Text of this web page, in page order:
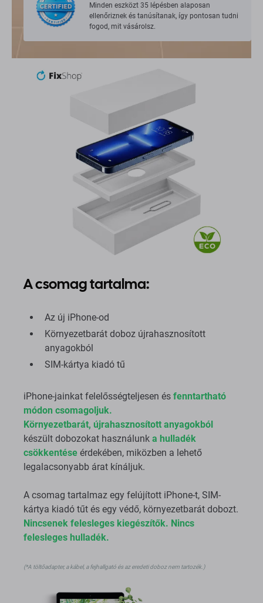
Minden eszközt 35 lépésben alaposan
ellenőriznek és tanúsítanak, így pontosan tudni
fogod, mit vásárolsz.
A csomag tartalma:
Az új iPhone-od
Környezetbarát doboz újrahasznosított
anyagokból
SIM-kártya kiadó tű
iPhone-jainkat felelősségteljesen és fenntartható
módon csomagoljuk.
Környezetbarát, újrahasznosított anyagokból
készült dobozokat használunk a hulladék
csökkentése érdekében, miközben a lehető
legalacsonyabb árat kínáljuk.
A csomag tartalmaz egy felújított iPhone-t, SIM-
kártya kiadó tűt és egy védő, környezetbarát dobozt.
Nincsenek felesleges kiegészítők. Nincs
felesleges hulladék.
(*A töltőadapter, a kábel, a fejhallgató és az eredeti doboz nem tartozék.​​​​​​)